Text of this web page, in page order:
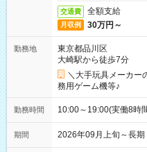
交通費 全額支給
月収例 30万円～
勤務地
東京都品川区
大崎駅から徒歩7分
＼大手玩具メーカー
務用ゲーム機等♪
勤務時間 10:00～19:00(実働8
期間 2026年09月上旬～長